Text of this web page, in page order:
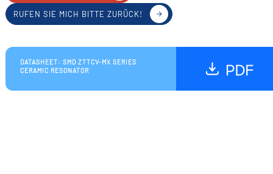
RUFEN SIE MICH BITTE ZURÜCK!
DATASHEET: SMD ZTTCV-MX SERIES
CERAMIC RESONATOR